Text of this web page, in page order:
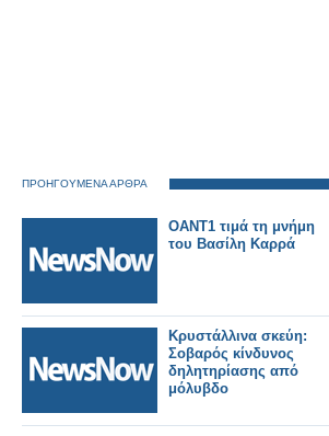
ΠΡΟΗΓΟΥΜΕΝΑ ΑΡΘΡΑ
ΟΑΝΤ1 τιμά τη μνήμη
του Βασίλη Καρρά
Κρυστάλλινα σκεύη:
Σοβαρός κίνδυνος
δηλητηρίασης από
μόλυβδο